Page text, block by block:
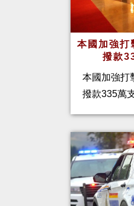
本國加強打
撥款
本國加強打
撥款335萬